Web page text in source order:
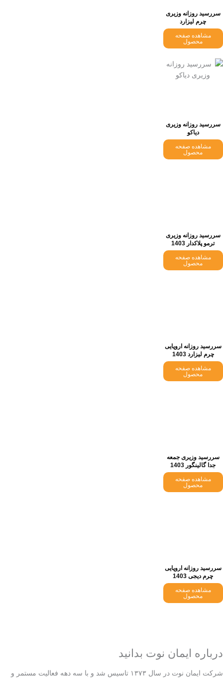
سررسید روزانه وزیری
چرم لیزارد
مشاهده صفحه
محصول
سررسید روزانه وزیری
دیاکو
مشاهده صفحه
محصول
سررسید روزانه وزیری
ترمو پلاکدار 1403
مشاهده صفحه
محصول
سررسید روزانه اروپایی
چرم لیزارد 1403
مشاهده صفحه
محصول
سررسید وزیری جمعه
جدا گالینگور 1403
مشاهده صفحه
محصول
سررسید روزانه اروپایی
چرم دیجی 1403
مشاهده صفحه
محصول
درباره ایمان نوت بدانید
شرکت ایمان نوت در سال ۱۳۷۳ تاسیس شد و با سه دهه فعالیت مستمر و